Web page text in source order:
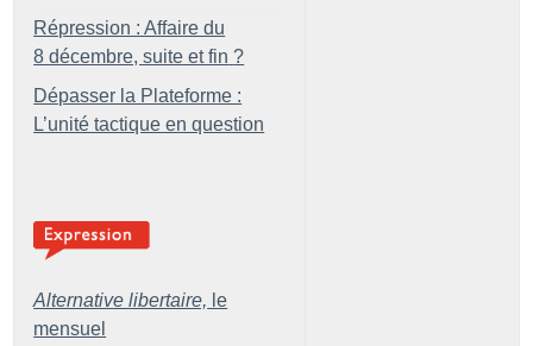
Répression : Affaire du
8 décembre, suite et fin ?
Dépasser la Plateforme :
L’unité tactique en question
Alternative libertaire, le
mensuel